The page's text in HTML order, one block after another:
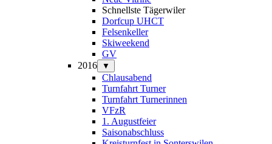
Schnellste Tägerwiler
Dorfcup UHCT
Felsenkeller
Skiweekend
GV
2016
▼
Chlausabend
Turnfahrt Turner
Turnfahrt Turnerinnen
VFzR
1. Augustfeier
Saisonabschluss